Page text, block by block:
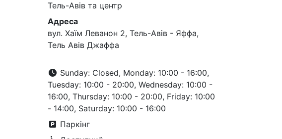
Тель-Авів та центр
Адреса
вул. Хаїм Леванон 2, Тель-Авів - Яффа,
Тель Авів Джаффа
Sunday: Closed, Monday: 10:00 - 16:00,
Tuesday: 10:00 - 20:00, Wednesday: 10:00 -
16:00, Thursday: 10:00 - 20:00, Friday: 10:00
- 14:00, Saturday: 10:00 - 16:00
Паркінг